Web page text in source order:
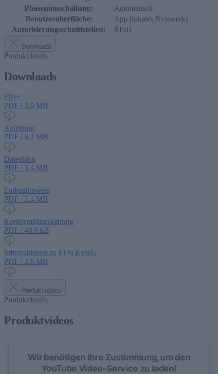
Phasenumschaltung:
Automatisch
Benutzeroberfläche:
App (lokales Netzwerk)
Autorisierungsschnittstellen:
RFID
Downloads
Produktdetails
Downloads
Flyer
PDF / 3.6 MB
Anleitung
PDF / 9.1 MB
Datenblatt
PDF / 3.4 MB
Einbauhinweis
PDF / 2.4 MB
Konformitätserklärung
PDF / 46.6 kB
Informationen zu §14a EnWG
PDF / 2.6 MB
Produktvideos
Produktdetails
Produktvideos
Wir benötigen Ihre Zustimmung, um den
YouTube Video-Service zu laden!